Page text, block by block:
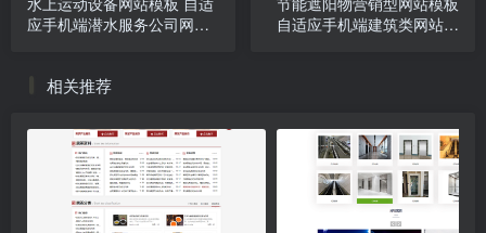
应手机端潜水服务公司网站
自适应手机端建筑类网站源
相关推荐